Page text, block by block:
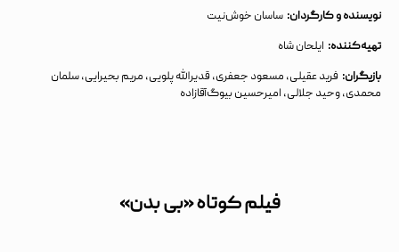
نویسنده و کارگردان: ساسان خوش‌‌نیت
تهیه‌کننده: ایلحان شاه
بازیگران: فرید عقیلی، مسعود جعفری، قدیرالله پلویی، مریم بحیرایی، سلمان
محمدی، وحید جلالی، امیرحسین‌ بیوگ‌آقازاده
فیلم کوتاه «بی بدن»